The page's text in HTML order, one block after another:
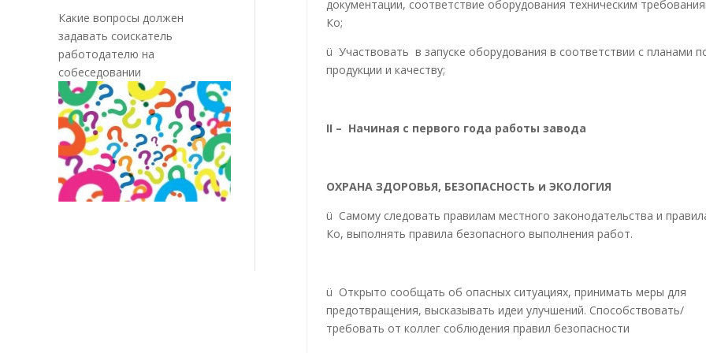
Какие вопросы должен
задавать соискатель
работодателю на
собеседовании
документации, соответствие оборудования техническим
Ко;
ü Участвовать в запуске оборудования в соответствии с планами
продукции и качеству;
II – Начиная с первого года работы завода
ОХРАНА ЗДОРОВЬЯ, БЕЗОПАСНОСТЬ и ЭКОЛОГИЯ
ü Самому следовать правилам местного законодательства и
Ко, выполнять правила безопасного выполнения работ.
ü Открыто сообщать об опасных ситуациях, принимать меры для
предотвращения, высказывать идеи улучшений. Способствовать/
требовать от коллег соблюдения правил безопасности